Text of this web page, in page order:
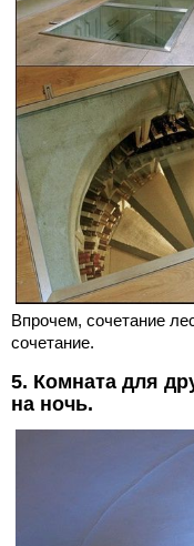
Впрочем, сочетание
сочетание.
5. Комната для
на ночь.